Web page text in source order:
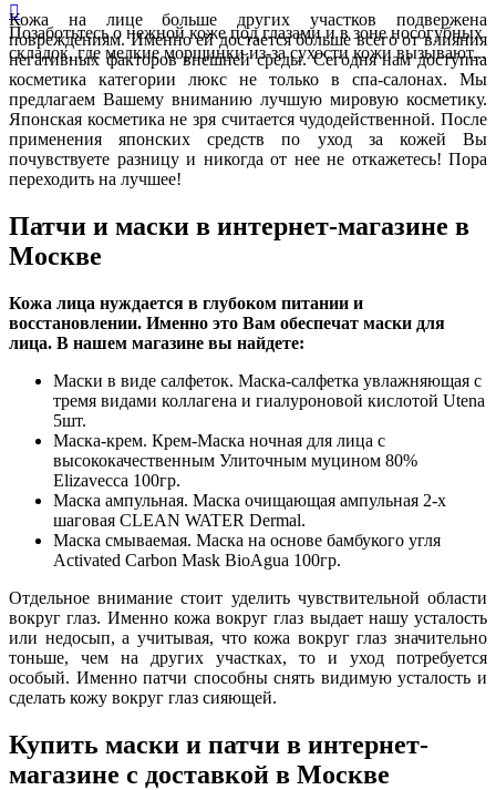

Позаботьтесь о нежной коже под глазами и в зоне носогубных
складок, где мелкие морщинки из-за сухости кожи вызывают...
Кожа на лице больше других участков подвержена
повреждениям. Именно ей достается больше всего от влияния
негативных факторов внешней среды. Сегодня нам доступна
косметика категории люкс не только в спа-салонах. Мы
предлагаем Вашему вниманию лучшую мировую косметику.
Японская косметика не зря считается чудодейственной. После
применения японских средств по уход за кожей Вы
почувствуете разницу и никогда от нее не откажетесь! Пора
переходить на лучшее!
Патчи и маски в интернет-магазине в
Москве
Кожа лица нуждается в глубоком питании и
восстановлении. Именно это Вам обеспечат маски для
лица. В нашем магазине вы найдете:
Маски в виде салфеток. Маска-салфетка увлажняющая с
тремя видами коллагена и гиалуроновой кислотой Utena
5шт.
Маска-крем. Крем-Маска ночная для лица с
высококачественным Улиточным муцином 80%
Elizavecca 100гр.
Маска ампульная. Маска очищающая ампульная 2-х
шаговая CLEAN WATER Dermal.
Маска смываемая. Маска на основе бамбукого угля
Activated Carbon Mask BioAgua 100гр.
Отдельное внимание стоит уделить чувствительной области
вокруг глаз. Именно кожа вокруг глаз выдает нашу усталость
или недосып, а учитывая, что кожа вокруг глаз значительно
тоньше, чем на других участках, то и уход потребуется
особый. Именно патчи способны снять видимую усталость и
сделать кожу вокруг глаз сияющей.
Купить маски и патчи в интернет-
магазине с доставкой в Москве